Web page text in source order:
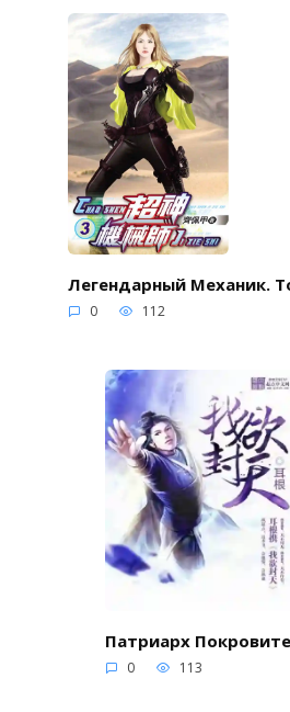
Легендарный Механик.
0 112
Патриарх
0 113